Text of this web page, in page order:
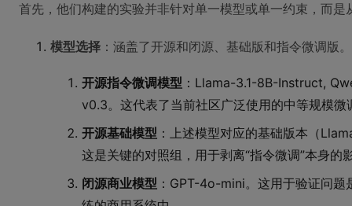
首先，他们构建的实验并非针对单一模型或单一约束，而
模型选择 ：涵盖了开源和闭源、基础版和指令微调版
开源指令微调模型 ：Llama-3.1-8B-Instruct,
v0.3。这代表了当前社区广泛使用的中等规模微
开源基础模型 ：上述模型对应的基础版本（
这是关键的对照组，用于剥离“指令微调”本身的
闭源商业模型 ：GPT-4o-mini。这用于验证问